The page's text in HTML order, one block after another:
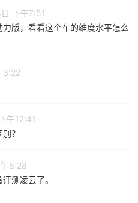
下午7:51
版，看看这个车的维度水平怎么
3:22
午12:41
？
8:28
测凌云了。